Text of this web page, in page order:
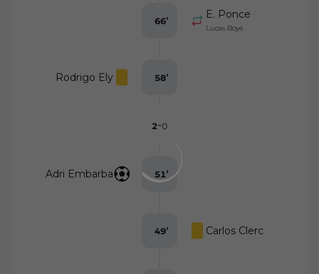
E. Ponce
Lucas Boyé
66’
Rodrigo Ely 58’
2-0
Adri Embarba 51’
Carlos Clerc
49’